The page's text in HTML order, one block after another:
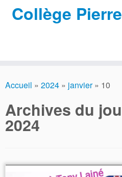
au
Collège
Accueil » 2024 » janvier » 10
Archives du
2024